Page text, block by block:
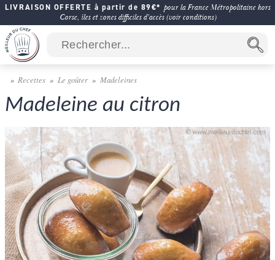
LIVRAISON OFFERTE à partir de 89€* pour la France Métropolitaine hors
Corse, îles et zones difficiles d'accès (voir conditions)
Recettes Le goûter Madeleines
Madeleine au citron